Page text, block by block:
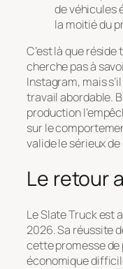
de véhicules
la moitié du
C’est là que réside
cherche pas à
Instagram, mais
travail abordable.
production
sur le
valide le sérieux
Le retour
Le Slate Truck est
2026. Sa réussite
cette promesse
économique